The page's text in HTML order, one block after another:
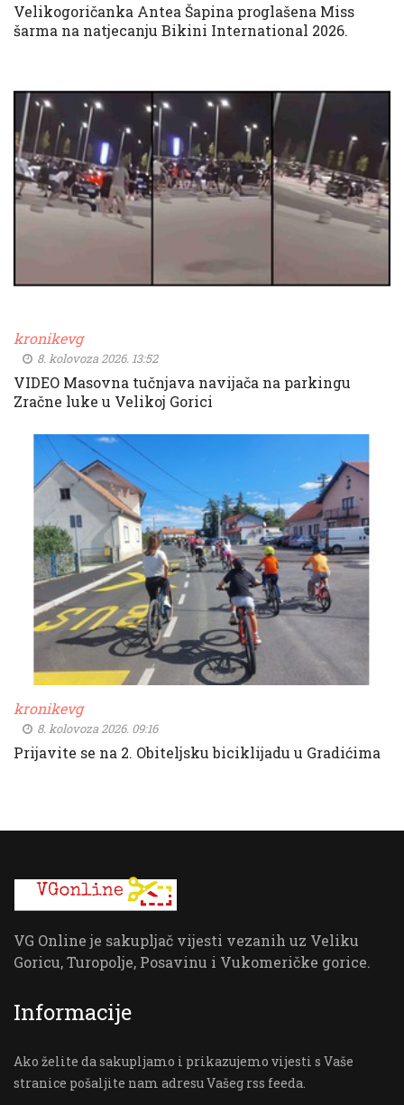
Velikogoričanka Antea Šapina proglašena Miss
šarma na natjecanju Bikini International 2026.
kronikevg
8. kolovoza 2026. 13:52
VIDEO Masovna tučnjava navijača na parkingu
Zračne luke u Velikoj Gorici
kronikevg
8. kolovoza 2026. 09:16
Prijavite se na 2. Obiteljsku biciklijadu u Gradićima
VG Online je sakupljač vijesti vezanih uz Veliku
Goricu, Turopolje, Posavinu i Vukomeričke gorice.
Informacije
Ako želite da sakupljamo i prikazujemo vijesti s Vaše
stranice pošaljite nam adresu Vašeg rss feeda.